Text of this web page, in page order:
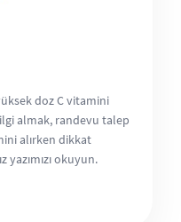
doz C vitamini
almak, randevu talep
alırken dikkat
yazımızı okuyun.